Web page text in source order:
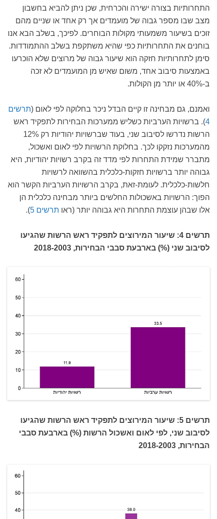
התחרותיות בצורה ישירה והכרחית, שכן ניתן להביא בחשבון
מצב שבו מספר גבוה של מועמדים אך רק אחד או שניים מהם
זוכים בשיעור משמעותי מקולות הבוחרים. לפיכך, בשלב הבא אנו
בוחנים את התחרותיות כפי שהיא משתקפת בשלב ההתמודדות.
סימן לתחרותיות חזקה הוא שיעור גבוה של מרוצים שלא הוכרעו
באמצעות סיבוב אחד, משום שאיש מן המועמדים לא זכה
ב-40% או יותר מן הקולות.
ואמנם, גם מבחינה זו קיים הבדל ניכר בחלוקה לפי לאום (תרשים
4). ברשויות הערביות כשליש ממערכות הבחירות לתפקיד ראש
הרשות נדרשו לסיבוב שני, בעוד שברשויות יהודיות רק 12%
מהמערכות נזקקו לכך. בחלוקת הרשויות לפי לאום ואשכול,
מתברר שמידת התחרות לפי מדד זה בקרב רשויות יהודיות, היא
גבוהה יותר ברשויות חזקות-כלכלית בהשוואה לרשויות
חלשות-כלכלית. לעומת-זאת, בקרב הרשויות הערביות הקשר הוא
הפוך: הרשויות באשכולות החלשים ביותר מבחינה כלכלית הן
אלו שבהן עוצמת התחרות היא גבוהה יותר (ראו תרשים 5 ).
תרשים 4: שיעור המירוצים לתפקיד ראש הרשות שהגיעו
לסיבוב שני (%) בארבעת סבבי הבחירות, 2018-2003
תרשים 5: שיעור המירוצים לתפקיד ראש הרשות שהגיעו
לסיבוב שני, לפי לאום ואשכול הרשות (%) בארבעת סבבי
הבחירות, 2018-2003